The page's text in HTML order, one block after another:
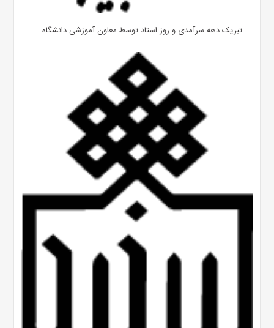
تبریک دهه سرآمدی و روز استاد توسط معاون آموزشی دانشگاه